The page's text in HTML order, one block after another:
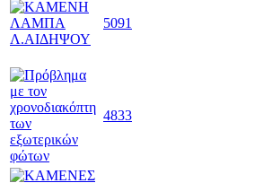
5091
4833